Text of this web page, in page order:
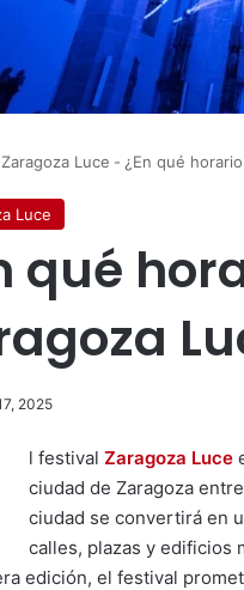
Zaragoza Luce - ¿En qué
Luce
qué
2025
l festival Zaragoza Luce
ciudad de Zaragoza
ciudad se convertirá en
calles, plazas y edificios
edición, el festival